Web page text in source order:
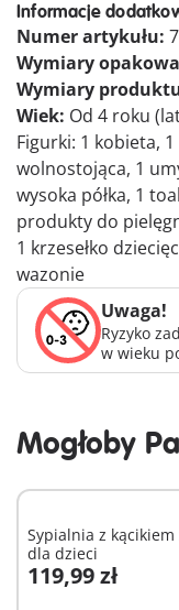
Informacje
Numer artykułu:
Wymiary
Wymiary
Wiek: Od 4 roku
Figurki: 1 kobieta,
wolnostojąca, 1
wysoka półka, 1
produkty do
1 krzesełko
wazonie
Uwaga!
Ryzyko
w wieku
Mogłoby
Sypialnia z kącikiem
dla dzieci
119,99 zł
Dodaj do koszyka